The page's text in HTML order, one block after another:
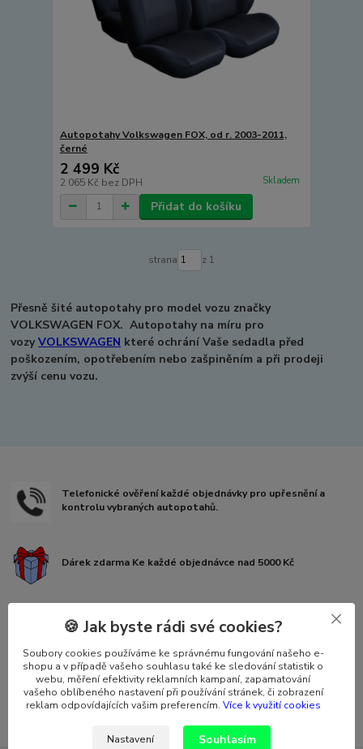
Autopotahy Volkswagen FOX, od r. 2003-2011,
černé
2 499 Kč
2 065 Kč bez DPH Skladem
Přidat do košíku
strana z 1
Přesně šité autopotahy pro model vozu značky
VOLKSWAGEN FOX. Autopotahy na míru pro
vozyVOLKSWAGEN které ochrání Vaše sedadla před
poškozením, opotřebením nebo zašpiněním a při prodeji
zvýší cenu vozu.
Telefonické ověření každé objednávky pro upřesnění a
kontrolu vybraných autopotahů.
Dárek zdarma Ke každé objednávce nad 5000 Kč
Zásilkovna za 25,- Kč ke všem objednávkám do 5 kg a 50 cm
rozměru
Zakázková výroba U tohoto modelu vozu je více možností
tvaru sedaček, opěrek hlavy, ovládacích prvků a dělení
sedadel .
🍪 Jak byste rádi své cookies?
Soubory cookies používáme ke správnému fungování našeho e-
shopu a v případě vašeho souhlasu také ke sledování statistik o
webu, měření efektivity reklamních kampaní, zapamatování
vašeho oblíbeného nastavení při používání stránek, či zobrazení
reklam odpovídajících vašim preferencím. Více k využití cookies
Nastavení Souhlasím